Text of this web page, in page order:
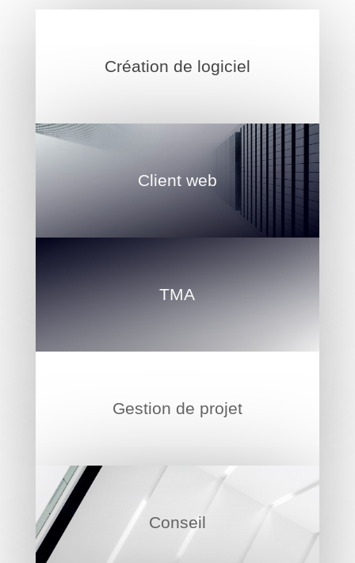
Création de logiciel
Client web
TMA
Gestion de projet
Conseil